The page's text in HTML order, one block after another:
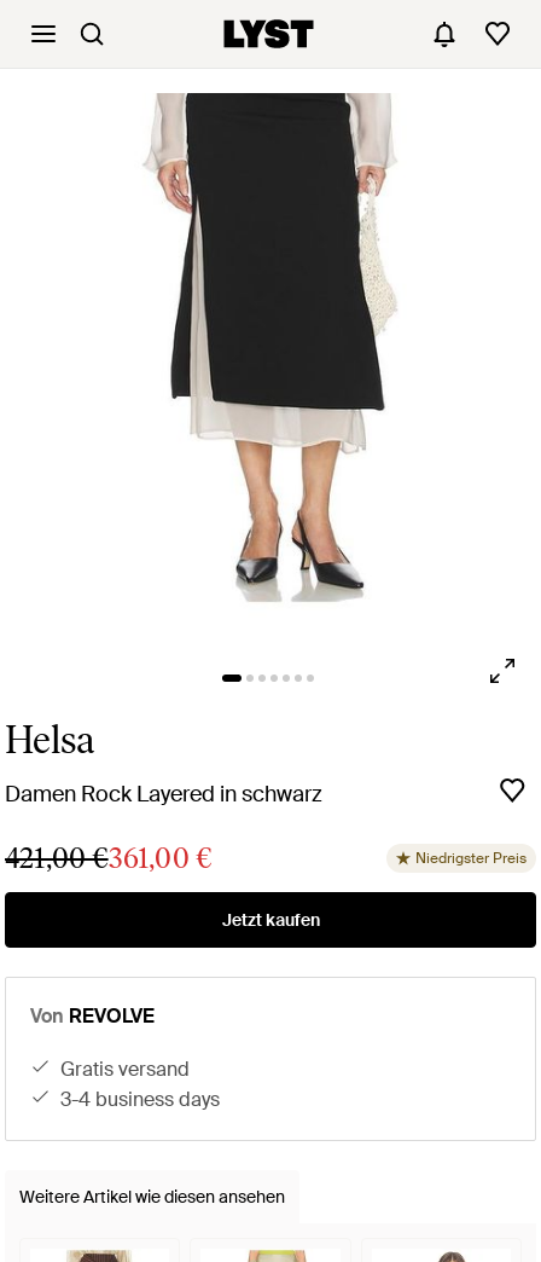
Helsa
Damen Rock Layered in schwarz
421,00 €361,00 € Niedrigster Preis
Jetzt kaufen
Von REVOLVE
gratis versand
3-4 business days
Weitere Artikel wie diesen ansehen